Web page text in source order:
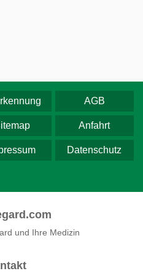
AGB
Anfahrt
Datenschutz
und Ihre Medizin